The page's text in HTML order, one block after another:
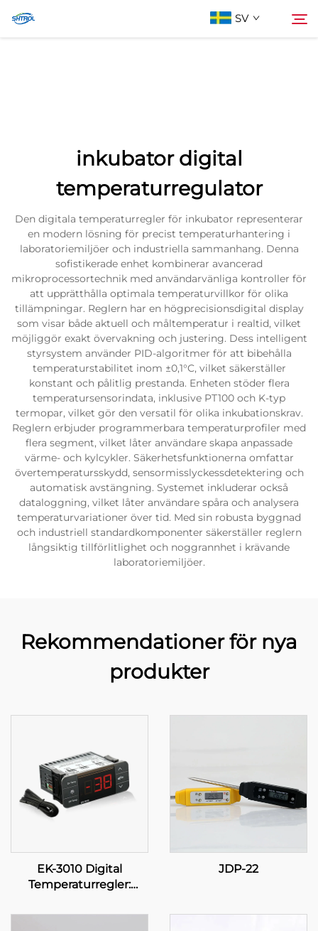
SV
inkubator digital
temperaturregulator
Den digitala temperaturregler för inkubator representerar
en modern lösning för precist temperaturhantering i
laboratoriemiljöer och industriella sammanhang. Denna
sofistikerade enhet kombinerar avancerad
mikroprocessortechnik med användarvänliga kontroller för
att upprätthålla optimala temperaturvillkor för olika
tillämpningar. Reglern har en högprecisionsdigital display
som visar både aktuell och måltemperatur i realtid, vilket
möjliggör exakt övervakning och justering. Dess intelligent
styrsystem använder PID-algoritmer för att bibehålla
temperaturstabilitet inom ±0,1°C, vilket säkerställer
konstant och pålitlig prestanda. Enheten stöder flera
temperatursensorindata, inklusive PT100 och K-typ
termopar, vilket gör den versatil för olika inkubationskrav.
Reglern erbjuder programmerbara temperaturprofiler med
flera segment, vilket låter användare skapa anpassade
värme- och kylcykler. Säkerhetsfunktionerna omfattar
övertemperatursskydd, sensormisslyckessdetektering och
automatisk avstängning. Systemet inkluderar också
dataloggning, vilket låter användare spåra och analysera
temperaturvariationer över tid. Med sin robusta byggnad
och industriell standardkomponenter säkerställer reglern
långsiktig tillförlitlighet och noggrannhet i krävande
laboratoriemiljöer.
Rekommendationer för nya
produkter
EK-3010 Digital
Temperaturregler:
JDP-22